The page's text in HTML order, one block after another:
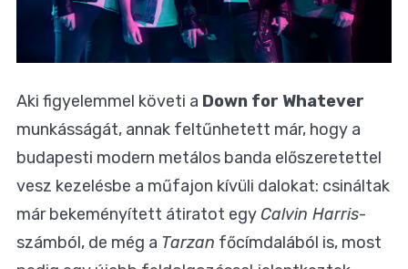
Aki figyelemmel követi a Down for Whatever
munkásságát, annak feltűnhetett már, hogy a
budapesti modern metálos banda előszeretettel
vesz kezelésbe a műfajon kívüli dalokat: csináltak
már bekeményített átiratot egy Calvin Harris-
számból, de még a Tarzan főcímdalából is, most